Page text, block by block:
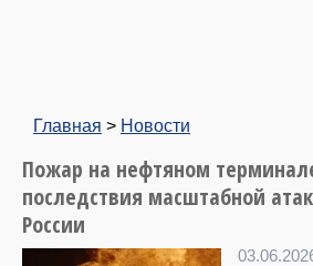
Главная > Новости
Пожар на нефтяном
последствия масштабной
России